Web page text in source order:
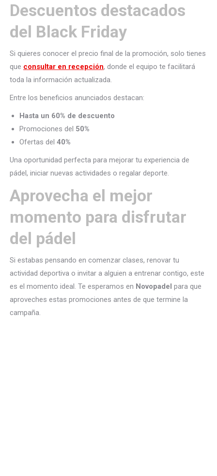
Descuentos destacados
del Black Friday
Si quieres conocer el precio final de la promoción, solo tienes
que consultar en recepción, donde el equipo te facilitará
toda la información actualizada.
Entre los beneficios anunciados destacan:
Hasta un 60% de descuento
Promociones del 50%
Ofertas del 40%
Una oportunidad perfecta para mejorar tu experiencia de
pádel, iniciar nuevas actividades o regalar deporte.
Aprovecha el mejor
momento para disfrutar
del pádel
Si estabas pensando en comenzar clases, renovar tu
actividad deportiva o invitar a alguien a entrenar contigo, este
es el momento ideal. Te esperamos en Novopadel para que
aproveches estas promociones antes de que termine la
campaña.